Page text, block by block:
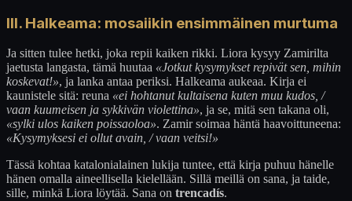
III. Halkeama: mosaiikin ensimmäinen murtuma
Ja sitten tulee hetki, joka repii kaiken rikki. Liora kysyy Zamirilta
jaetusta langasta, tämä huutaa «Jotkut kysymykset repivät sen, mihin
koskevat!», ja lanka antaa periksi. Halkeama aukeaa. Kirja ei
kaunistele sitä: reuna «ei hohtanut kultaisena kuten muu kudos, /
vaan kuumeisen ja sykkivän violettina», ja se, mitä sen takana oli,
«sylki ulos kaiken poissaoloa». Zamir soimaa häntä haavoittuneena:
«Kysymyksesi ei ollut avain, / vaan veitsi!»
Tässä kohtaa katalonialainen lukija tuntee, että kirja puhuu hänelle
hänen omalla aineellisella kielellään. Sillä meillä on sana, ja taide,
sille, minkä Liora löytää. Sana on trencadís.